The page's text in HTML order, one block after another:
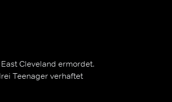
Cleveland ermordet.
Teenager verhaftet